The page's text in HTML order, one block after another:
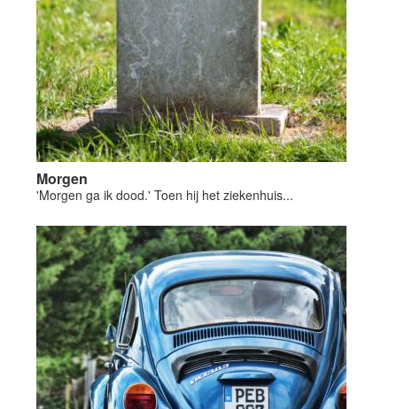
Morgen
'Morgen ga ik dood.' Toen hij het ziekenhuis...